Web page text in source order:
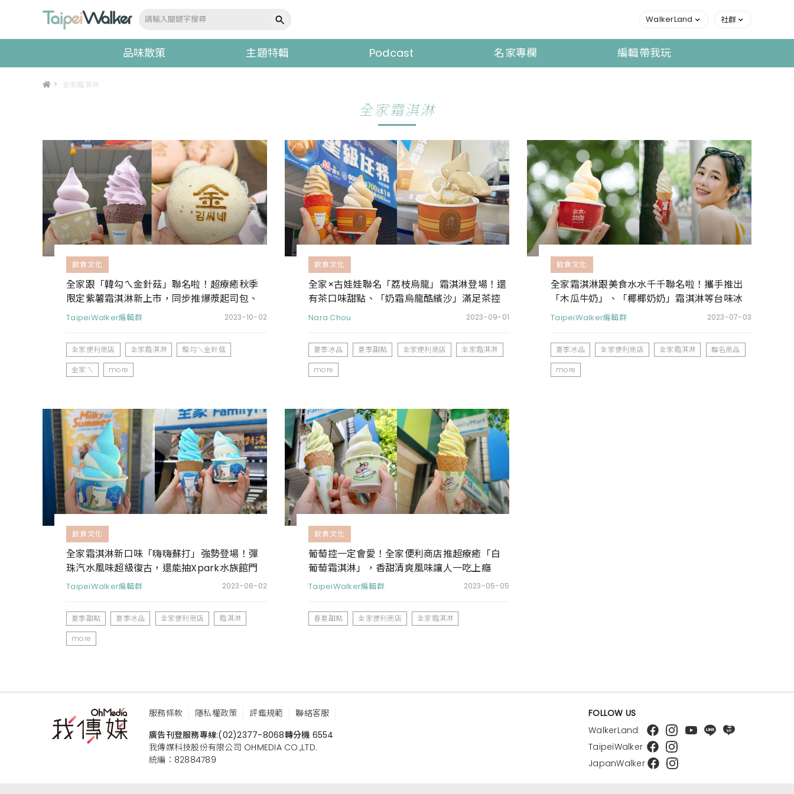
WalkerLand 社群
品味散策 主題特輯 Podcast 名家專欄 編輯帶我玩
> 全家霜淇淋
全家霜淇淋
飲食文化
全家跟「韓勾ㄟ金針菇」聯名啦！超療癒秋季
限定紫薯霜淇淋新上市，同步推爆漿起司包、
牛肉烤飯糰等多樣韓式鮮食
TaipeiWalker編輯群 2023-10-02
全家便利商店 全家霜淇淋
韓勾ㄟ金針菇
金家ㄟ
more
飲食文化
全家×古娃娃聯名「荔枝烏龍」霜淇淋登場！還
有茶口味甜點、「奶霜烏龍酷繽沙」滿足茶控
的味蕾
Nara Chou 2023-09-01
夏季冰品 夏季甜點 全家便利商店
全家霜淇淋
more
飲食文化
全家霜淇淋跟美食水水千千聯名啦！攜手推出
「木瓜牛奶」、「椰椰奶奶」霜淇淋等台味冰
品，螞蟻人必吃
TaipeiWalker編輯群 2023-07-03
夏季冰品 全家便利商店 全家霜淇淋
聯名商品
more
飲食文化
全家霜淇淋新口味「嗨嗨蘇打」強勢登場！彈
珠汽水風味超級復古，還能抽Xpark水族館門
票、週邊商品
TaipeiWalker編輯群 2023-06-02
夏季甜點 夏季冰品 全家便利商店
霜淇淋
more
飲食文化
葡萄控一定會愛！全家便利商店推超療癒「白
葡萄霜淇淋」，香甜清爽風味讓人一吃上癮
TaipeiWalker編輯群 2023-05-05
春夏甜點 全家便利商店 全家霜淇淋
服務條款 隱私權政策 評鑑規範
聯絡客服
廣告刊登服務專線:(02)2377-8068轉分機 6554
我傳媒科技股份有限公司 OHMEDIA CO.,LTD.
統編：82884789
FOLLOW US
WalkerLand
TaipeiWalker
JapanWalker